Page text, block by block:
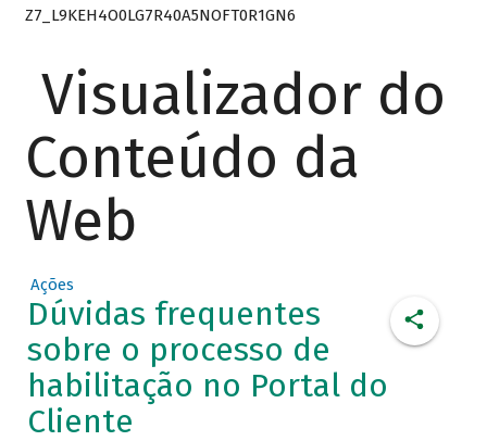
Z7_L9KEH4O0LG7R40A5NOFT0R1GN6
Visualizador do
Conteúdo da
Web
Ações
Dúvidas frequentes
sobre o processo de
habilitação no Portal do
Cliente